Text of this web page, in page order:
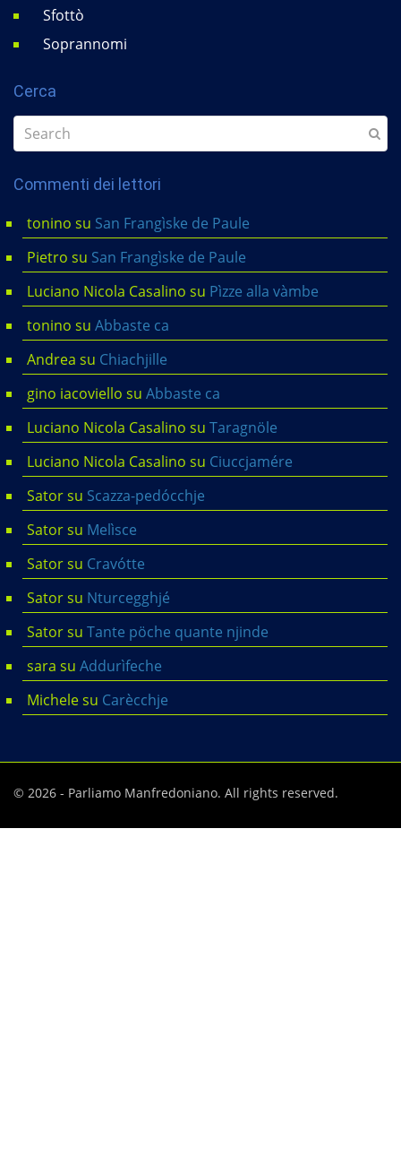
Sfottò
Soprannomi
Cerca
Commenti dei lettori
tonino su San Frangìske de Paule
Pietro su San Frangìske de Paule
Luciano Nicola Casalino su Pìzze alla vàmbe
tonino su Abbaste ca
Andrea su Chiachjille
gino iacoviello su Abbaste ca
Luciano Nicola Casalino su Taragnöle
Luciano Nicola Casalino su Ciuccjamére
Satorsu Scazza-pedócchje
Satorsu Melìsce
Satorsu Cravótte
Satorsu Nturcegghjé
Satorsu Tante pöche quante njinde
sara su Addurìfeche
Michelesu Carècchje
© 2026 - Parliamo Manfredoniano. All rights reserved.